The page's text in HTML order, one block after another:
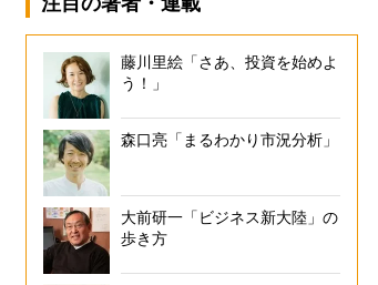
藤川里絵「さあ、投資を始めよ
う！」
森口亮「まるわかり市況分析」
大前研一「ビジネス新大陸」の
歩き方